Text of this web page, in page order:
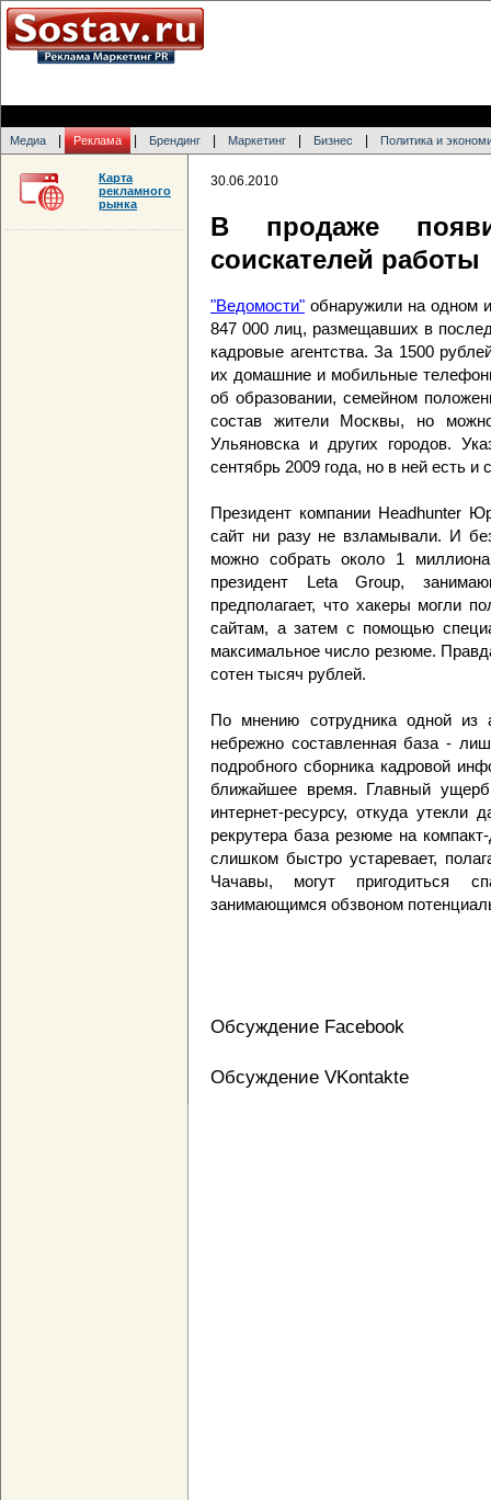
Медиа Реклама Брендинг Маркетинг Бизнес Политика и
30.06.2010
В продаже
соискателей работы
"Ведомости" обнаружили на одном
847 000 лиц, размещавших в
кадровые агентства. За 1500
их домашние и мобильные
об образовании, семейном
состав жители Москвы, но
Ульяновска и других городов.
сентябрь 2009 года, но в ней есть и
Президент компании Headhunter
сайт ни разу не взламывали. И
можно собрать около 1
президент Leta Group,
предполагает, что хакеры могли
сайтам, а затем с помощью
максимальное число резюме.
сотен тысяч рублей.
По мнению сотрудника одной из
небрежно составленная база -
подробного сборника кадровой
ближайшее время. Главный ущерб
интернет-ресурсу, откуда
рекрутера база резюме на
слишком быстро устаревает,
Чачавы, могут пригодиться
занимающимся обзвоном
Обсуждение Facebook
Обсуждение VKontakte
Карта
рекламного
рынка